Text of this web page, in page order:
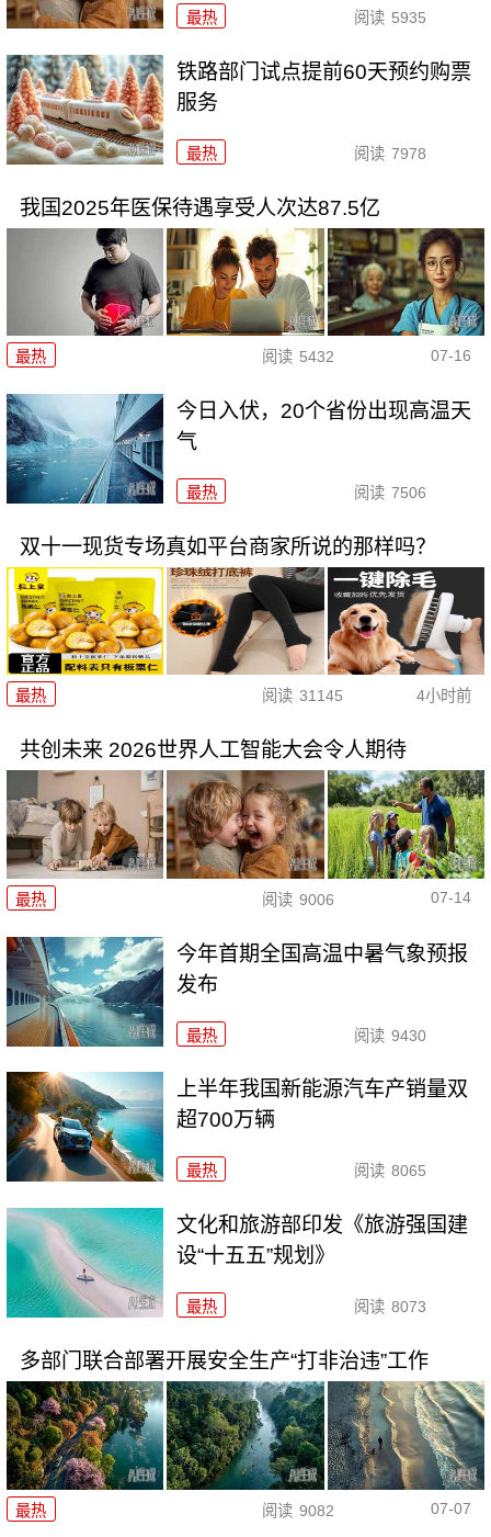
最热 阅读 5935
铁路部门试点提前60天预约购票
服务
最热 阅读 7978
我国2025年医保待遇享受人次达87.5亿
最热 阅读 5432 07-16
今日入伏，20个省份出现高温天
气
最热 阅读 7506
双十一现货专场真如平台商家所说的那样吗？
最热 阅读 31145 4小时前
共创未来 2026世界人工智能大会令人期待
最热 阅读 9006 07-14
今年首期全国高温中暑气象预报
发布
最热 阅读 9430
上半年我国新能源汽车产销量双
超700万辆
最热 阅读 8065
文化和旅游部印发《旅游强国建
设“十五五”规划》
最热 阅读 8073
多部门联合部署开展安全生产“打非治违”工作
最热 阅读 9082 07-07